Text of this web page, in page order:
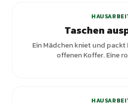
Taschen
Ein Mädchen kniet und
offenen Koffer. Eine